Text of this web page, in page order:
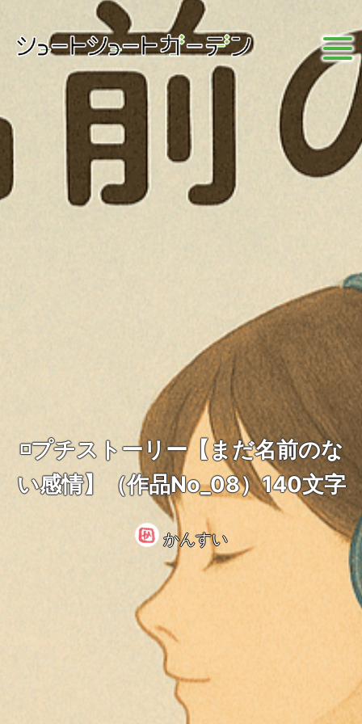
◽️プチストーリー【まだ名前のな
い感情】（作品No_08）140文字
かんすい